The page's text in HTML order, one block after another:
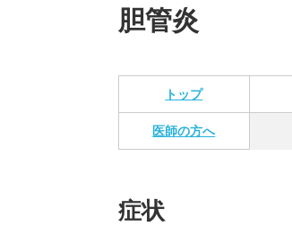
胆管炎
トップ
医師の方へ
症状